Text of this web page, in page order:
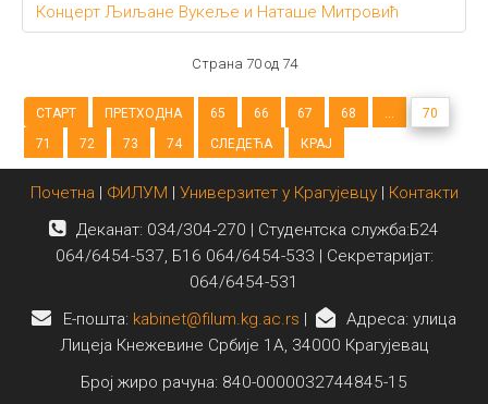
Концерт Љиљане Вукеље и Наташе Митровић
Страна 70 од 74
СТАРТ ПРЕТХОДНА 65 66 67 68 ...
70
71
72 73 74 СЛЕДЕЋА КРАЈ
Почетна | ФИЛУМ | Универзитет у Крагујевцу| Контакти
Деканат: 034/304-270 | Студентска служба:Б24
064/6454-537, Б16 064/6454-533 | Секретаријат:
064/6454-531
E-пошта: kabinet@filum.kg.ac.rs |
Адреса: улица
Лицеја Кнежевине Србије 1А, 34000 Крагујевац
Број жиро рачуна: 840-0000032744845-15